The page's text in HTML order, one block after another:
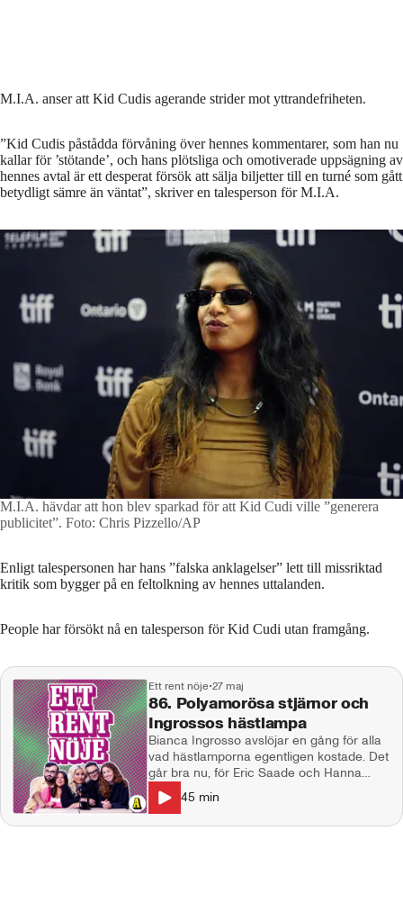
M.I.A. anser att Kid Cudis agerande strider mot yttrandefriheten.
”Kid Cudis påstådda förvåning över hennes kommentarer, som han nu
kallar för ’stötande’, och hans plötsliga och omotiverade uppsägning av
hennes avtal är ett desperat försök att sälja biljetter till en turné som gått
betydligt sämre än väntat”, skriver en talesperson för M.I.A.
M.I.A. hävdar att hon blev sparkad för att Kid Cudi ville ”generera
publicitet”. Foto: Chris Pizzello/AP
Enligt talespersonen har hans ”falska anklagelser” lett till missriktad
kritik som bygger på en feltolkning av hennes uttalanden.
People har försökt nå en talesperson för Kid Cudi utan framgång.
Ett rent nöje•27 maj
86. Polyamorösa stjärnor och
Ingrossos hästlampa
Bianca Ingrosso avslöjar en gång för alla
vad hästlamporna egentligen kostade. Det
går bra nu, för Eric Saade och Hanna
Schönberg. En världsstjärna talar ut om
reglerna i sitt polyamorösa äktenskap och
45 min